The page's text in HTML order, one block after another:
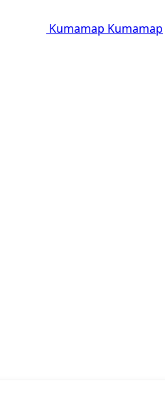
Kumamap Kumamap